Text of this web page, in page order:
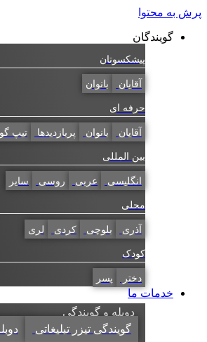
به محتوا
گویندگان
پیشکسوتان
بانوان
حرفه ای
بانوان پربازدیدها تیپ گویی
بین المللی
انگلیسی عربی روسی سایر
محلی
بلوچی کردی لری
کودک
پسر
خدمات ما
دوبله و گویندگی
گویندگی تیزر تبلیغاتی
دوبله